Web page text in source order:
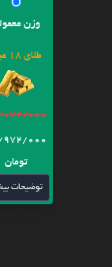
وزن
طلای 18 عیار
072/000
972/000
تومان
توضیحات